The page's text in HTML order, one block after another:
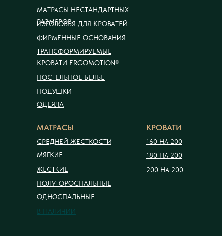
МАТРАСЫ
СРЕДНЕЙ ЖЕСТКОСТИ
МЯГКИЕ
ЖЕСТКИЕ
ПОЛУТОРОСПАЛЬНЫЕ
В НАЛИЧИИ
ОДНОСПАЛЬНЫЕ
КРОВАТИ
160 НА 200
180 НА 200
200 НА 200
МАТРАСЫ НЕСТАНДАРТНЫХ
РАЗМЕРОВ
ИЗГОЛОВЬЯ ДЛЯ КРОВАТЕЙ
ФИРМЕННЫЕ ОСНОВАНИЯ
ТРАНСФОРМИРУЕМЫЕ
КРОВАТИ ERGOMOTION®
ПОСТЕЛЬНОЕ БЕЛЬЕ
ПОДУШКИ
ОДЕЯЛА